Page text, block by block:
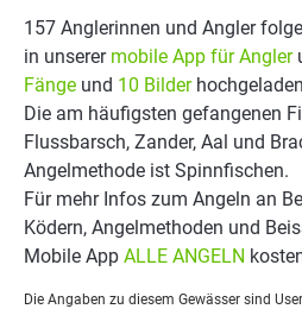
157 Anglerinnen und Angler
in unserer mobile App für Angler
Fänge und 10 Bilder
Die am häufigsten gefangenen
Flussbarsch, Zander, Aal und
Angelmethode ist Spinnfischen.
Für mehr Infos zum Angeln an
Ködern, Angelmethoden und
Mobile App ALLE ANGELN
Die Angaben zu diesem Gewässer sind